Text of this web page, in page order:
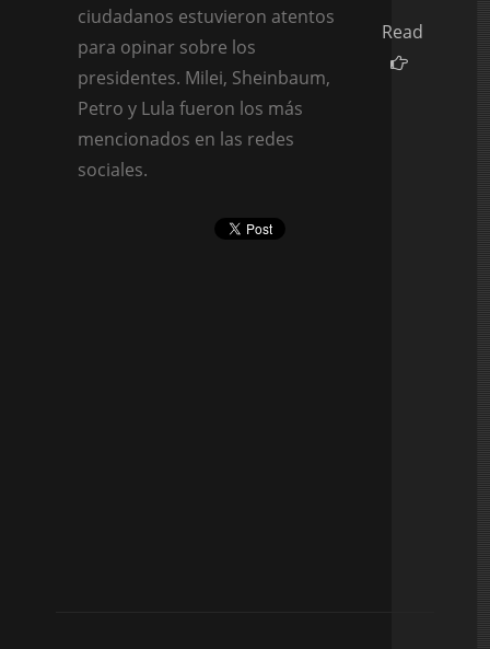
ciudadanos estuvieron atentos
para opinar sobre los
presidentes. Milei, Sheinbaum,
Petro y Lula fueron los más
mencionados en las redes
sociales.
Read